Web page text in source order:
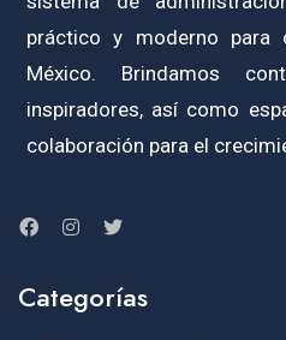
práctico y moderno para
México. Brindamos
inspiradores, así como
colaboración para el
Categorías